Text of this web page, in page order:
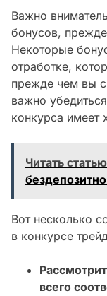
Важно
бонусов,
Некоторые
отработке,
прежде чем вы
важно
конкурса
Читать статью
Вот несколько
в конкурсе
всего